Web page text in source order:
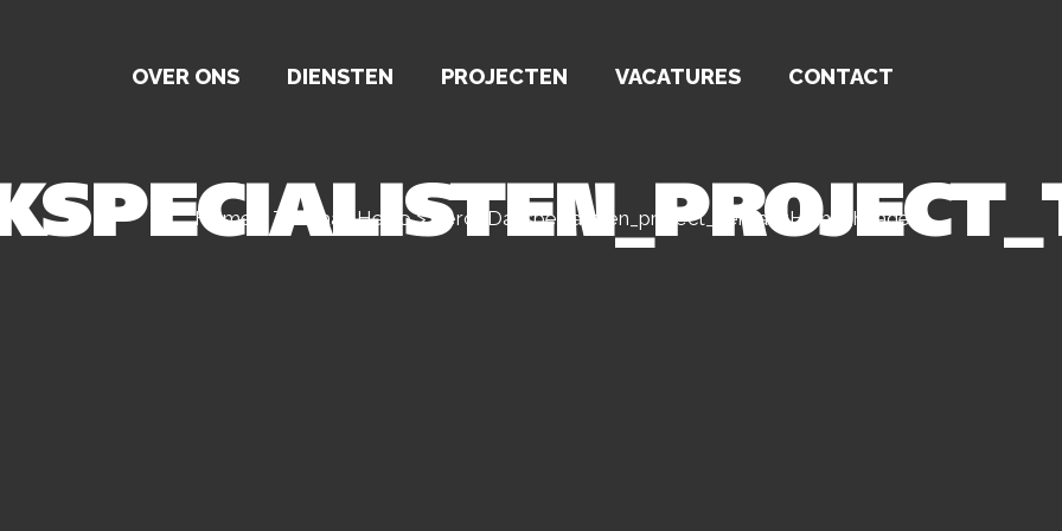
OVER ONS DIENSTEN PROJECTEN VACATURES CONTACT
Home Ter Laak Heino> SercoDakspecialisten_project_TerLaakHeino_header